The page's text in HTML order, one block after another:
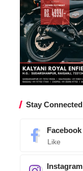
Stay Connected
Facebook
Like
Instagram